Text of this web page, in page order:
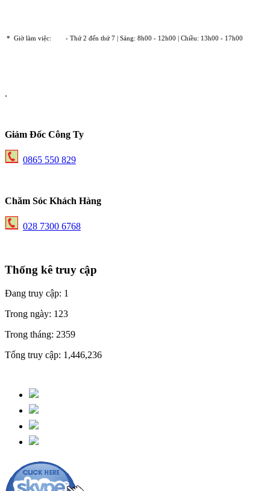
* Giờ làm việc: - Thứ 2 đến thứ 7 | Sáng: 8h00 - 12h00 | Chiều: 13h00 - 17h00
.
Giám Đốc Công Ty
0865 550 829
Chăm Sóc Khách Hàng
028 7300 6768
Thống kê truy cập
Đang truy cập: 1
Trong ngày: 123
Trong tháng: 2359
Tổng truy cập: 1,446,236